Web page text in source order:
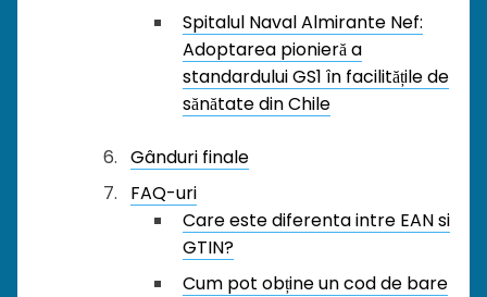
Spitalul Naval Almirante Nef:
Adoptarea pionieră a
standardului GS1 în facilitățile de
sănătate din Chile
Gânduri finale
FAQ-uri
Care este diferenta intre EAN si
GTIN?
Cum pot obține un cod de bare